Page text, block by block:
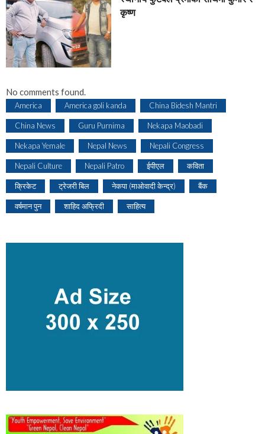
कृष्ण
No comments found.
America America goli kanda China Bidesh Mantri
China News Guru Purnima Nekapa Maobadi
Nekapa Yemale Nepal News Nepali Congress
Nepali Culture Nepali Patro ईपीएल कविता
क्रिकेट ट्रेजरी बिल नेकपा (माओवादी केन्द्र) बैंक
वर्षमान पुन शाहिद अफ्रिदी साहित्य